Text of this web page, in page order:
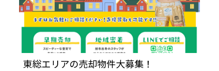
東総エリアの売却物件大募集！